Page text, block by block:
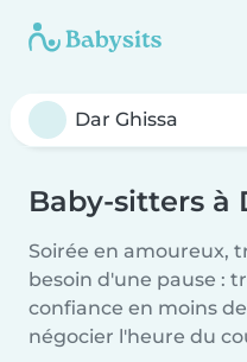
Baby-sitters à
Soirée en amoureux,
besoin d'une pause :
confiance en moins
négocier l'heure du